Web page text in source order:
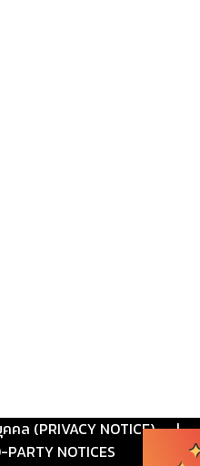
ล (PRIVACY NOTICE) |
PARTY NOTICES